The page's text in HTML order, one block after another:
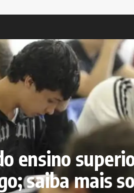
ensino
saiba mais